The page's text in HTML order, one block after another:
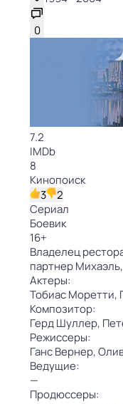
0
7.2
IMDb
8
Кинопоиск
3
2
Сериал
Боевик
16+
Владелец
партнер
Актеры:
Тобиас Моретти,
Композитор:
Герд Шуллер,
Режиссеры:
Ганс Вернер,
Ведущие:
—
Продюссеры: